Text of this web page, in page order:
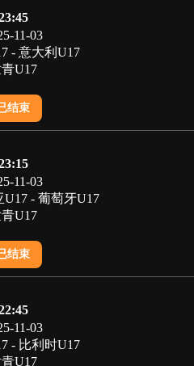
11-03
- 意大利U17
U17
结束
11-03
- 葡萄牙U17
U17
结束
11-03
- 比利时U17
U17